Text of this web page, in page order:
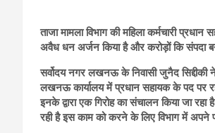
ताजा मामला विभाग की महिला कर्मचारी
अवैध धन अर्जन किया है और करोड़ों कि संपदा
सर्वोदय नगर लखनऊ के निवासी जुनैद सिद्दीकी
लखनऊ कार्यालय में प्रधान सहायक के पद पर
इनके द्वारा एक गिरोह का संचालन किया जा
रही है इस काम को करने के लिए विभाग में अपने